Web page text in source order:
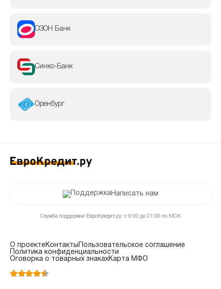
ОЗОН Банк
Синко-Банк
Оренбург
Написать нам
Служба поддержки ЕвроКредит.ру: с 9:00 до 21:00 по МСК
О проектеКонтакты Пользовательское соглашение
Политика конфиденциальности
Оговорка о товарных знакахКарта МФО